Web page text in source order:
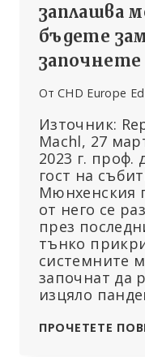
заплашва
бъдете
започнете
От CHD Europe
Източник:
Machl, 27
2023 г. проф.
гост на
Мюнхенския
от него се
през
тънко
системните
започнат да
изцяло
ПРОЧЕТЕТЕ